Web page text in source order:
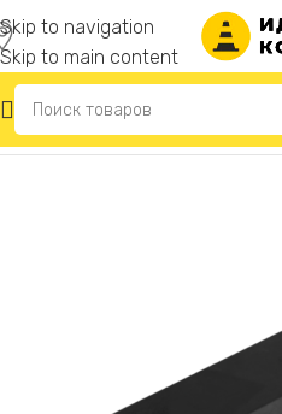
Skip to navigation
Skip to main content
Главная Делиниаторы дорожные